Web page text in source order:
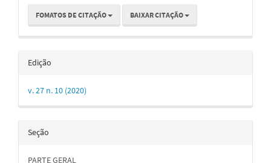
FOMATOS DE CITAÇÃO BAIXAR CITAÇÃO
Edição
v. 27 n. 10 (2020)
Seção
PARTE GERAL